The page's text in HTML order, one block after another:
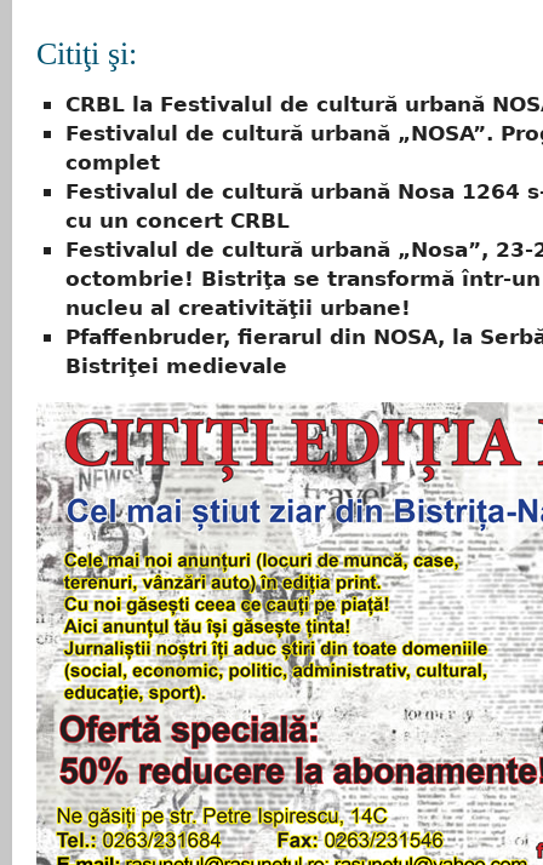
Citiţi şi:
CRBL la Festivalul de cultură urbană
Festivalul de cultură urbană „NOSA”.
complet
Festivalul de cultură urbană Nosa 1264
cu un concert CRBL
Festivalul de cultură urbană „Nosa”, 23-
octombrie! Bistriţa se transformă într-
nucleu al creativităţii urbane!
Pfaffenbruder, fierarul din NOSA, la
Bistriţei medievale